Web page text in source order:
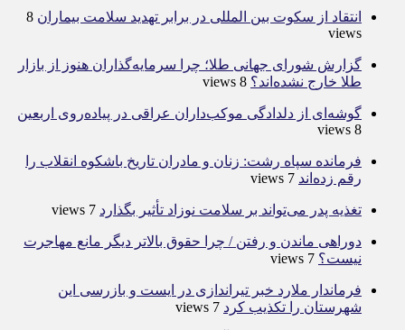
انتقاد از سکوت بین المللی در برابر تهدید سلامت بیماران 8
views
گزارش شورای جهانی طلا؛ چرا سرمایه‌گذاران هنوز از بازار
طلا خارج نشده‌اند؟ 8 views
گوشه‌ای از دلدادگی موکب‌داران عراقی در پیاده‌روی اربعین
8 views
فرمانده سپاه رشت: زنان و مادران تاریخ باشکوه انقلاب را
رقم زده‌اند 7 views
تغذیه پدر می‌تواند بر سلامت نوزاد تأثیر بگذارد 7 views
دوراهی ماندن و رفتن / چرا حقوق بالاتر دیگر مانع مهاجرت
نیست؟ 7 views
فرماندار ملارد خبر تیراندازی در ایست و بازرسی این
شهرستان را تکذیب کرد 7 views